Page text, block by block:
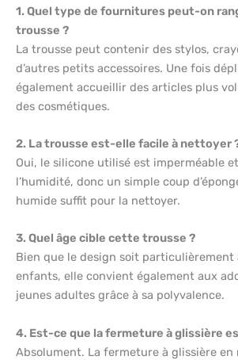
1. Quel type de fournitures peut-on
trousse ?
La trousse peut contenir des stylos,
d’autres petits accessoires. Une fois
également accueillir des articles plus
des cosmétiques.
2. La trousse est-elle facile à nettoyer
Oui, le silicone utilisé est imperméable
l’humidité, donc un simple coup
humide suffit pour la nettoyer.
3. Quel âge cible cette trousse ?
Bien que le design soit
enfants, elle convient également aux
jeunes adultes grâce à sa polyvalence.
4. Est-ce que la fermeture à glissière
Absolument. La fermeture à glissière en